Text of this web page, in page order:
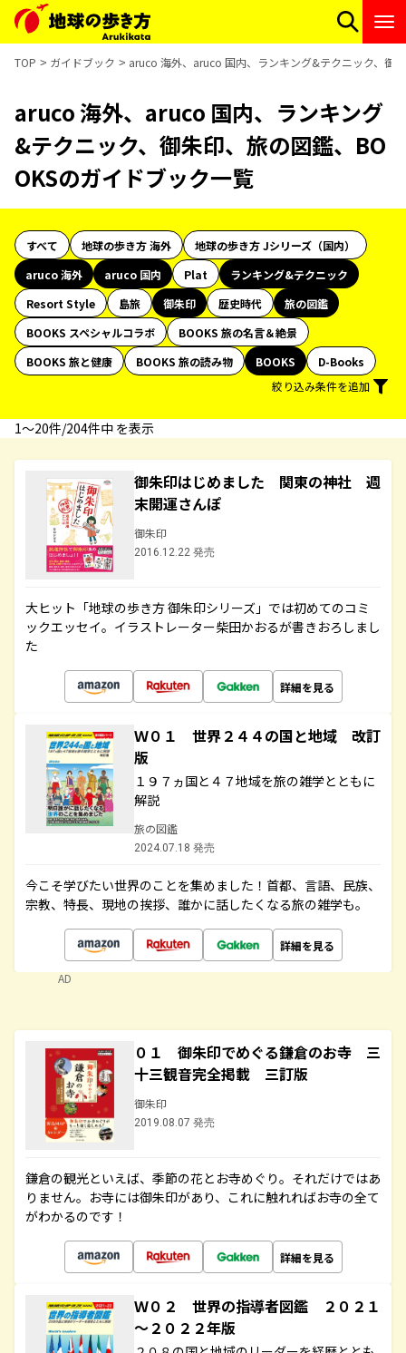
TOP ガイドブック aruco 海外、aruco 国内、ランキング&テクニック、御
aruco 海外、aruco 国内、ランキング
&テクニック、御朱印、旅の図鑑、BO
OKSのガイドブック一覧
すべて 地球の歩き方 海外
地球の歩き方 Jシリーズ（国内）
aruco 海外
aruco 国内 Plat
ランキング&テクニック
Resort Style
島旅 御朱印 歴史時代
旅の図鑑
BOOKS スペシャルコラボ
BOOKS 旅の名言＆絶景
BOOKS 旅と健康
BOOKS 旅の読み物 BOOKS
D-Books
絞り込み条件を追加
1〜20件/204件中 を表示
御朱印はじめました 関東の神社 週
末開運さんぽ
御朱印
2016.12.22 発売
大ヒット「地球の歩き方 御朱印シリーズ」では初めてのコミ
ックエッセイ。イラストレーター柴田かおるが書きおろしまし
た
詳細を見る
Ｗ０１ 世界２４４の国と地域 改訂
版
１９７ヵ国と４７地域を旅の雑学とともに
解説
旅の図鑑
2024.07.18 発売
今こそ学びたい世界のことを集めました！首都、言語、民族、
宗教、特長、現地の挨拶、誰かに話したくなる旅の雑学も。
詳細を見る
AD
０１ 御朱印でめぐる鎌倉のお寺 三
十三観音完全掲載 三訂版
御朱印
2019.08.07 発売
鎌倉の観光といえば、季節の花とお寺めぐり。それだけではあ
りません。お寺には御朱印があり、これに触れればお寺の全て
がわかるのです！
詳細を見る
Ｗ０２ 世界の指導者図鑑 ２０２１
～２０２２年版